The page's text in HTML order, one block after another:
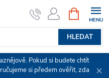
HLEDAT
NÁKUPNÍ
KOŠÍK
Pokud si budete chtít
si předem ověřit, zda